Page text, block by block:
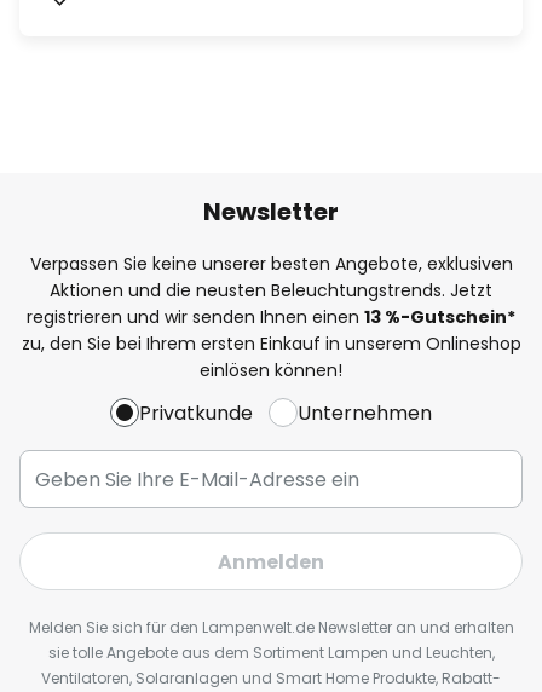
Newsletter
Verpassen Sie keine unserer besten Angebote, exklusiven
Aktionen und die neusten Beleuchtungstrends. Jetzt
registrieren und wir senden Ihnen einen 13 %-Gutschein*
zu, den Sie bei Ihrem ersten Einkauf in unserem Onlineshop
einlösen können!
Privatkunde Unternehmen
Anmelden
Melden Sie sich für den Lampenwelt.de Newsletter an und erhalten
sie tolle Angebote aus dem Sortiment Lampen und Leuchten,
Ventilatoren, Solaranlagen und Smart Home Produkte, Rabatt-